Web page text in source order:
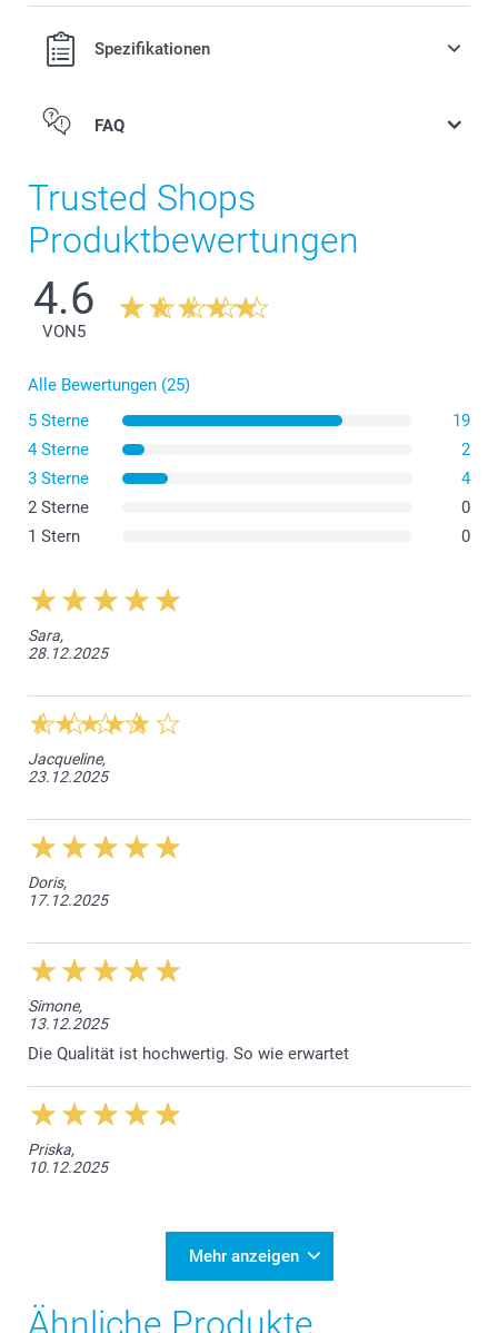
Spezifikationen
FAQ
Trusted Shops
Produktbewertungen
4.6
VON5
Alle Bewertungen (25)
5 Sterne
19
4 Sterne
2
3 Sterne
4
2 Sterne
0
1 Stern
0
Sara,
28.12.2025
Jacqueline,
23.12.2025
Doris,
17.12.2025
Simone,
13.12.2025
Die Qualität ist hochwertig. So wie erwartet
Priska,
10.12.2025
Mehr anzeigen
Ähnliche Produkte